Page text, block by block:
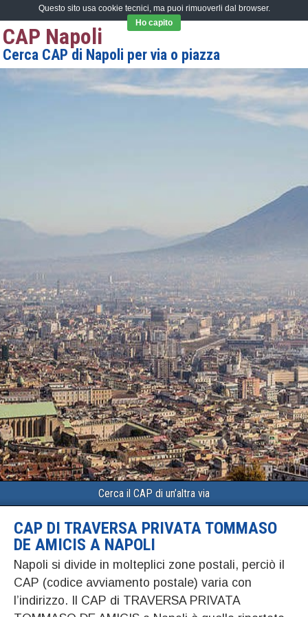
CAP Napoli
Cerca CAP di Napoli per via o piazza
Cerca il CAP di un’altra via
CAP DI TRAVERSA PRIVATA TOMMASO
DE AMICIS A NAPOLI
Napoli si divide in molteplici zone postali, perciò il
CAP (codice avviamento postale) varia con
l’indirizzo. Il CAP di TRAVERSA PRIVATA
Questo sito usa cookie tecnici, ma puoi rimuoverli dal browser.
Ho capito